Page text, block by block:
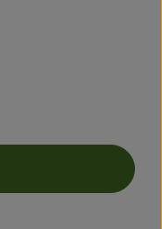
hinzufügen